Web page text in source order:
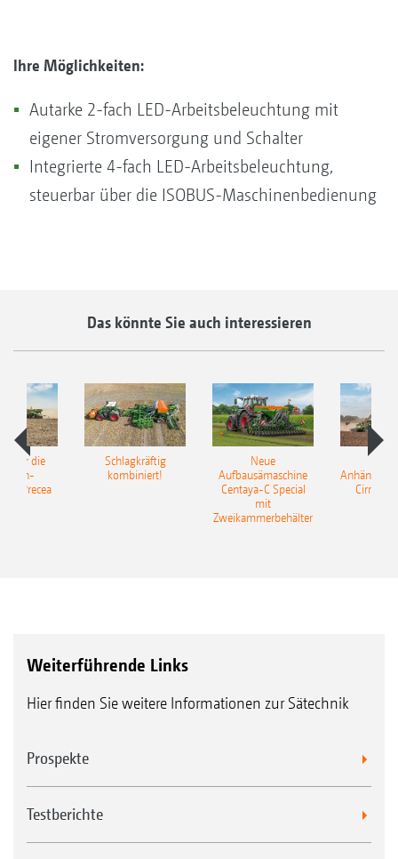
Ihre Möglichkeiten:
Autarke 2-fach LED-Arbeitsbeleuchtung mit
eigener Stromversorgung und Schalter
Integrierte 4-fach LED-Arbeitsbeleuchtung,
steuerbar über die ISOBUS-Maschinenbedienung
Das könnte Sie auch interessieren
für die
Precea
Schlagkräftig
kombiniert!
Neue
Aufbausämaschine
Centaya-C Special
mit
Zweikammerbehälter
Cirrus
Weiterführende Links
Hier finden Sie weitere Informationen zur Sätechnik
Prospekte
Testberichte